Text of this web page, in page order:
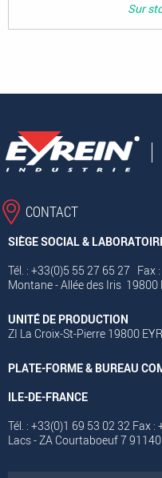
Sur
CONTACT
SIÈGE SOCIAL &
Tél. : +33(0)5 55 27 65 27 Fax
Montane - Allée des Iris 19800
UNITÉ DE PRODUCTION
ZI La Croix-St-Pierre 19800
PLATE-FORME & BUREAU
ILE-DE-FRANCE
Tél. : +33(0)1 69 53 02 32 Fax
Lacs - ZA Courtaboeuf 7